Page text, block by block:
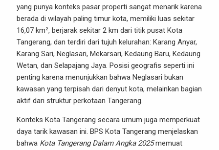
yang punya konteks pasar properti sangat menarik karena
berada di wilayah paling timur kota, memiliki luas sekitar
16,07 km², berjarak sekitar 2 km dari titik pusat Kota
Tangerang, dan terdiri dari tujuh kelurahan: Karang Anyar,
Karang Sari, Neglasari, Mekarsari, Kedaung Baru, Kedaung
Wetan, dan Selapajang Jaya. Posisi geografis seperti ini
penting karena menunjukkan bahwa Neglasari bukan
kawasan yang terpisah dari denyut kota, melainkan bagian
aktif dari struktur perkotaan Tangerang.
Konteks Kota Tangerang secara umum juga memperkuat
daya tarik kawasan ini. BPS Kota Tangerang menjelaskan
bahwa Kota Tangerang Dalam Angka 2025memuat